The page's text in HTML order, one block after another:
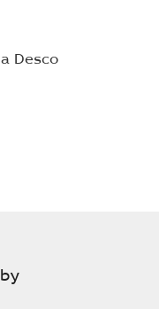
Desco